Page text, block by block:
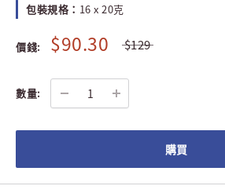
包裝規格： 16 x 20克
價錢: $90.30 $129
數量:
購買